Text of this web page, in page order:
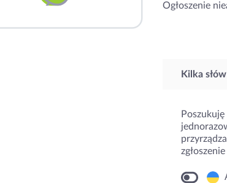
Ogłoszenie
Kilka
zgłoszenie